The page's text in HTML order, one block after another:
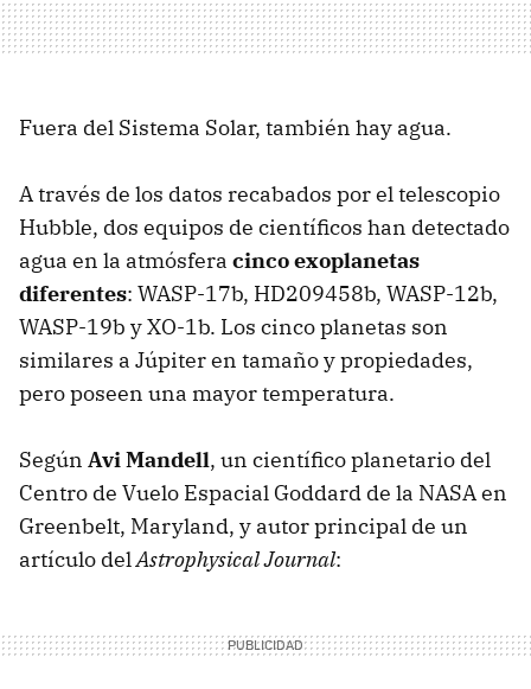
Fuera del Sistema Solar, también hay agua.
A través de los datos recabados por el telescopio
Hubble, dos equipos de científicos han detectado
agua en la atmósfera cinco exoplanetas
diferentes: WASP-17b, HD209458b, WASP-12b,
WASP-19b y XO-1b. Los cinco planetas son
similares a Júpiter en tamaño y propiedades,
pero poseen una mayor temperatura.
Según Avi Mandell, un científico planetario del
Centro de Vuelo Espacial Goddard de la NASA en
Greenbelt, Maryland, y autor principal de un
artículo delAstrophysical Journal: